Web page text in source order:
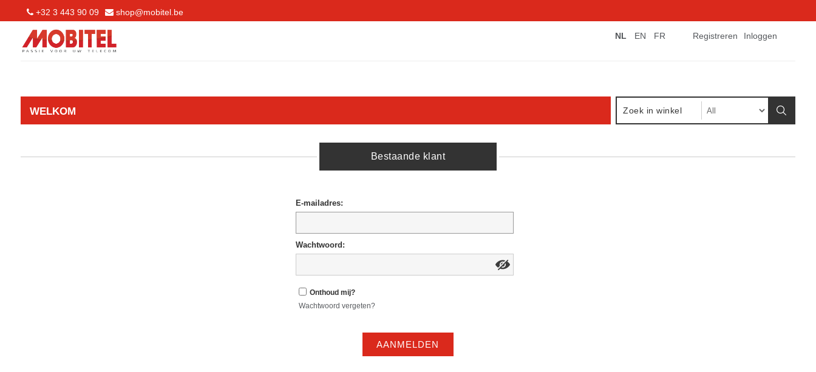
+32 3 443 90 09 shop@mobitel.be
Registreren Inloggen
NL EN FR
WELKOM
Bestaande klant
E-mailadres:
Wachtwoord:
Onthoud mij?
Wachtwoord vergeten?
AANMELDEN